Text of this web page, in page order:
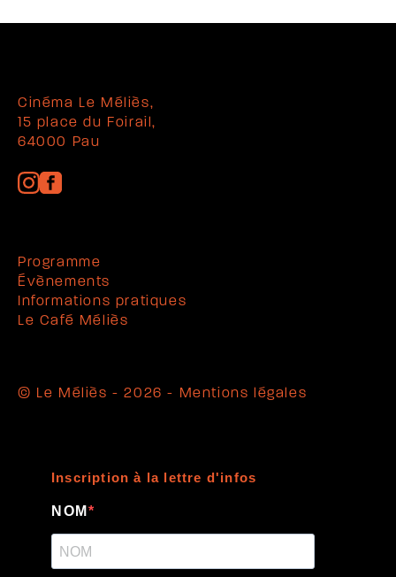
Cinéma Le Méliès,
15 place du Foirail,
64000 Pau
Programme
Évènements
Informations pratiques
Le Café Méliès
© Le Méliès - 2026 - Mentions légales
Inscription à la lettre d'infos
NOM